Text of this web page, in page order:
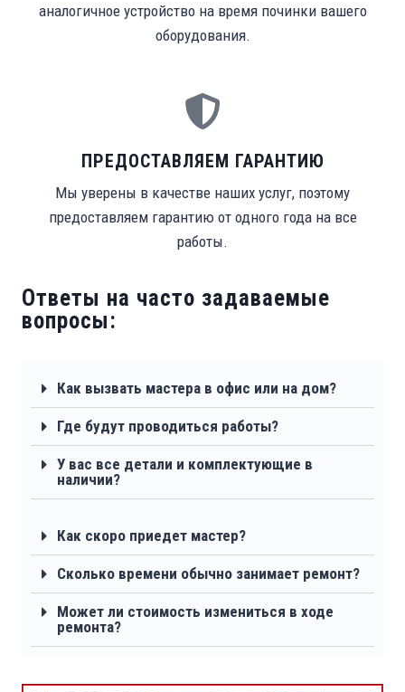
аналогичное устройство на время починки вашего
оборудования.
ПРЕДОСТАВЛЯЕМ ГАРАНТИЮ
Мы уверены в качестве наших услуг, поэтому
предоставляем гарантию от одного года на все
работы.
Ответы на часто задаваемые
вопросы:
Как вызвать мастера в офис или на дом?
Где будут проводиться работы?
У вас все детали и комплектующие в
наличии?
Как скоро приедет мастер?
Сколько времени обычно занимает ремонт?
Может ли стоимость измениться в ходе
ремонта?